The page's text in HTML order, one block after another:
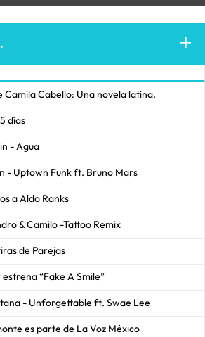
Camila Cabello: Una novela latina.
días
- Agua
- Uptown Funk ft. Bruno Mars
a Aldo Ranks
& Camilo -Tattoo Remix
de Parejas
“Fake A Smile”
- Unforgettable ft. Swae Lee
es parte de La Voz México